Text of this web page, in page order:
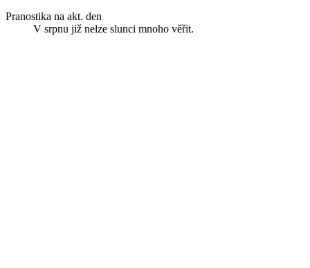
Pranostika na akt. den
V srpnu již nelze slunci mnoho věřit.